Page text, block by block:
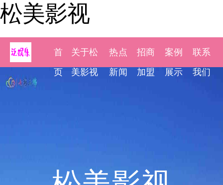
松美影视
首
页
关于松
美影视
热点
新闻
招商
加盟
案例
展示
联系
我们